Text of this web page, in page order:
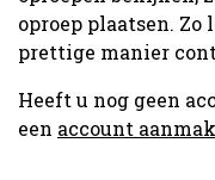
oproep plaatsen. Zo
prettige manier
Heeft u nog geen
een account